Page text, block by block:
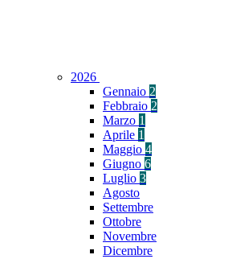
2026
Gennaio 2
Febbraio 2
Marzo 1
Aprile 1
Maggio 4
Giugno 6
Luglio 3
Agosto
Settembre
Ottobre
Novembre
Dicembre